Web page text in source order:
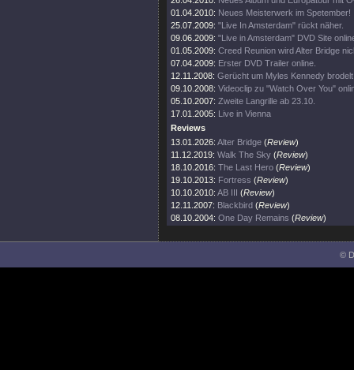
01.04.2010: Neues Meisterwerk im Spetember!
25.07.2009: "Live In Amsterdam" rückt näher.
09.06.2009: "Live in Amsterdam" DVD Site
01.05.2009: Creed Reunion wird Alter Bridge
07.04.2009: Erster DVD Trailer online.
12.11.2008: Gerücht um Myles Kennedy
09.10.2008: Videoclip zu "Watch Over You"
05.10.2007: Zweite Langrille ab 23.10.
17.01.2005: Live in Vienna
Reviews
13.01.2026: Alter Bridge (Review)
11.12.2019: Walk The Sky (Review)
18.10.2016: The Last Hero (Review)
19.10.2013: Fortress (Review)
10.10.2010: AB III (Review)
12.11.2007: Blackbird (Review)
08.10.2004: One Day Remains (Review)
©